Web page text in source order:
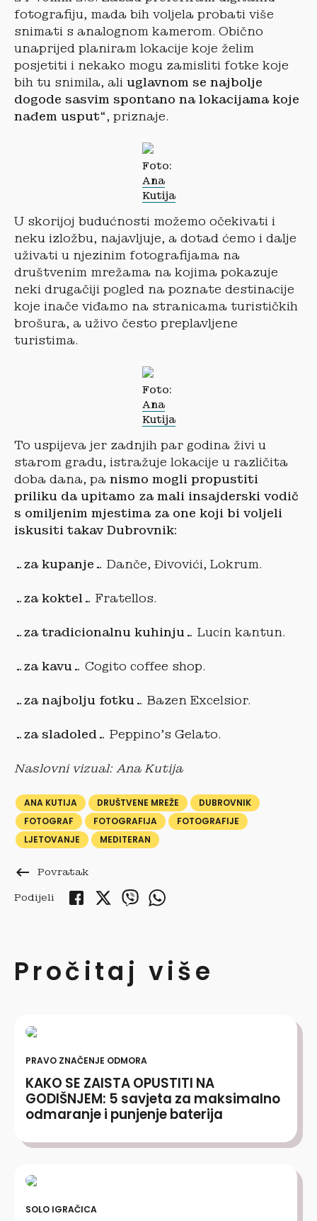
fotografiju, mada bih voljela probati više
snimati s analognom kamerom. Obično
unaprijed planiram lokacije koje želim
posjetiti i nekako mogu zamisliti fotke koje
bih tu snimila, ali uglavnom se najbolje
dogode sasvim spontano na lokacijama koje
nađem usput“, priznaje.
Foto:
Ana
Kutija
U skorijoj budućnosti možemo očekivati i
neku izložbu, najavljuje, a dotad ćemo i dalje
uživati u njezinim fotografijama na
društvenim mrežama na kojima pokazuje
neki drugačiji pogled na poznate destinacije
koje inače viđamo na stranicama turističkih
brošura, a uživo često preplavljene
turistima.
Foto:
Ana
Kutija
To uspijeva jer zadnjih par godina živi u
starom gradu, istražuje lokacije u različita
doba dana, pa nismo mogli propustiti
priliku da upitamo za mali insajderski vodič
s omiljenim mjestima za one koji bi voljeli
iskusiti takav Dubrovnik:
…za kupanje… Danče, Đivovići, Lokrum.
…za koktel… Fratellos.
…za tradicionalnu kuhinju… Lucin kantun.
…za kavu… Cogito coffee shop.
…za najbolju fotku… Bazen Excelsior.
…za sladoled… Peppino’s Gelato.
Naslovni vizual: Ana Kutija
ANA KUTIJA DRUŠTVENE MREŽE
DUBROVNIK
FOTOGRAF
FOTOGRAFIJA
FOTOGRAFIJE
LJETOVANJE
MEDITERAN
keyboard_backspace Povratak
Podijeli
Pročitaj više
PRAVO ZNAČENJE ODMORA
KAKO SE ZAISTA OPUSTITI NA
GODIŠNJEM: 5 savjeta za maksimalno
odmaranje i punjenje baterija
SOLO IGRAČICA